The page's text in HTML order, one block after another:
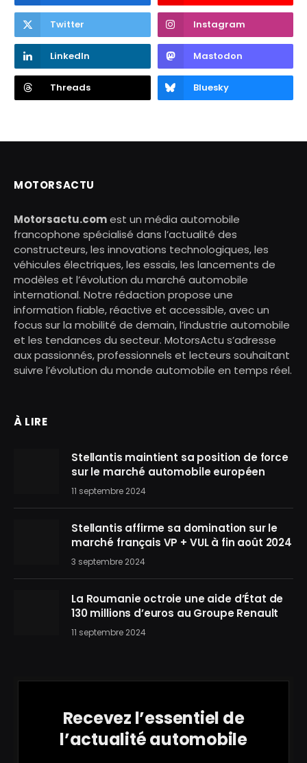
Twitter Instagram
LinkedIn Mastodon
Threads Bluesky
MOTORSACTU
Motorsactu.comest un média automobile
francophone spécialisé dans l’actualité des
constructeurs, les innovations technologiques, les
véhicules électriques, les essais, les lancements de
modèles et l’évolution du marché automobile
international. Notre rédaction propose une
information fiable, réactive et accessible, avec un
focus sur la mobilité de demain, l’industrie automobile
et les tendances du secteur. MotorsActu s’adresse
aux passionnés, professionnels et lecteurs souhaitant
suivre l’évolution du monde automobile en temps réel.
À LIRE
Stellantis maintient sa position de force
sur le marché automobile européen
11 septembre 2024
Stellantis affirme sa domination sur le
marché français VP + VUL à fin août 2024
3 septembre 2024
La Roumanie octroie une aide d’État de
130 millions d’euros au Groupe Renault
11 septembre 2024
Recevez l’essentiel de
l’actualité automobile